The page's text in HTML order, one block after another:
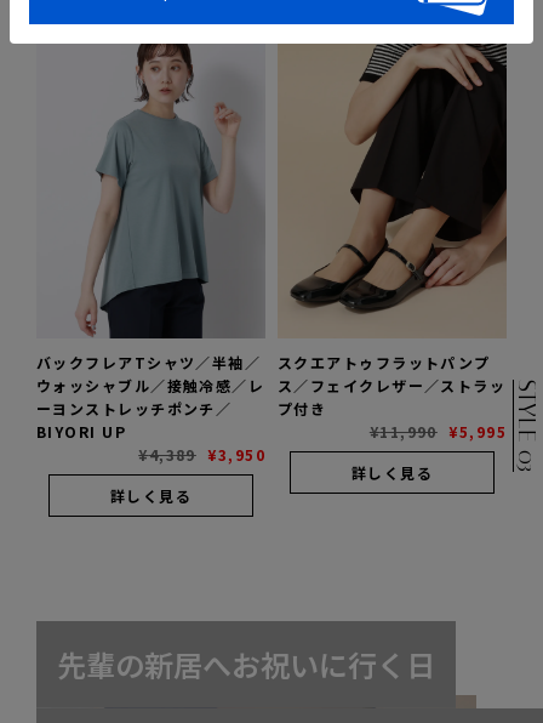
STYLE 03
バックフレアTシャツ／半袖／
ウォッシャブル／接触冷感／レ
ーヨンストレッチポンチ／
BIYORI UP
¥4,389 ¥3,950
詳しく見る
スクエアトゥフラットパンプ
ス／フェイクレザー／ストラッ
プ付き
¥11,990 ¥5,995
詳しく見る
先輩の新居へお祝いに行く 日